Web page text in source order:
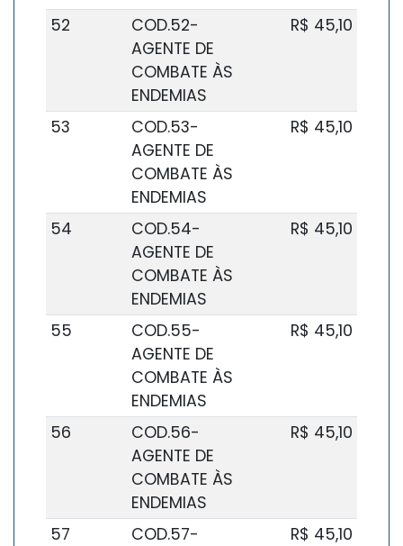
52
COD.52-
AGENTE DE
COMBATE ÀS
ENDEMIAS
R$ 45,10
53
COD.53-
AGENTE DE
COMBATE ÀS
ENDEMIAS
R$ 45,10
54
COD.54-
AGENTE DE
COMBATE ÀS
ENDEMIAS
R$ 45,10
55
COD.55-
AGENTE DE
COMBATE ÀS
ENDEMIAS
R$ 45,10
56
COD.56-
AGENTE DE
COMBATE ÀS
ENDEMIAS
R$ 45,10
57
COD.57-
R$ 45,10